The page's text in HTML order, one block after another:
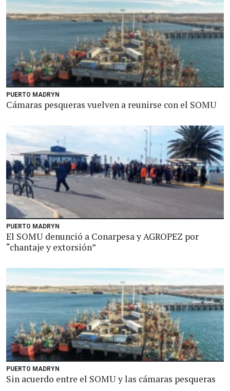
PUERTO MADRYN
Cámaras pesqueras vuelven a reunirse con el SOMU
PUERTO MADRYN
El SOMU denunció a Conarpesa y AGROPEZ por
“chantaje y extorsión”
PUERTO MADRYN
Sin acuerdo entre el SOMU y las cámaras pesqueras